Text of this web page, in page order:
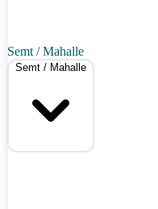
Semt / Mahalle
Semt / Mahalle